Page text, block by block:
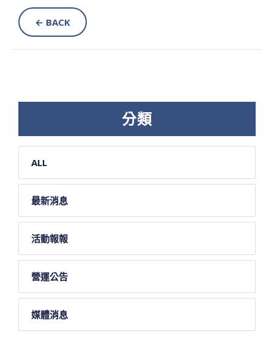
← BACK
分類
ALL
最新消息
活動報報
營運公告
媒體消息